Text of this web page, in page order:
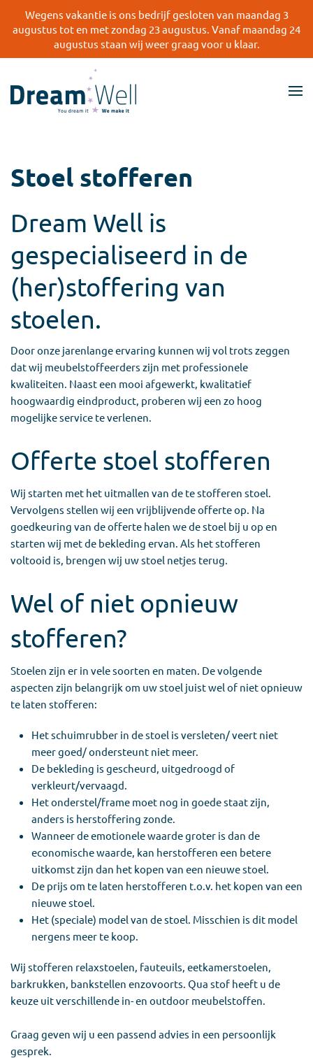
Skip
Wegens vakantie is ons bedrijf gesloten van maandag 3
augustus tot en met zondag 23 augustus. Vanaf maandag 24
augustus staan wij weer graag voor u klaar.
Stoel stofferen
Dream Well is
gespecialiseerd in de
(her)stoffering van
stoelen.
Door onze jarenlange ervaring kunnen wij vol trots zeggen
dat wij meubelstoffeerders zijn met professionele
kwaliteiten. Naast een mooi afgewerkt, kwalitatief
hoogwaardig eindproduct, proberen wij een zo hoog
mogelijke service te verlenen.
Offerte stoel stofferen
Wij starten met het uitmallen van de te stofferen stoel.
Vervolgens stellen wij een vrijblijvende offerte op. Na
goedkeuring van de offerte halen we de stoel bij u op en
starten wij met de bekleding ervan. Als het stofferen
voltooid is, brengen wij uw stoel netjes terug.
Wel of niet opnieuw
stofferen?
Stoelen zijn er in vele soorten en maten. De volgende
aspecten zijn belangrijk om uw stoel juist wel of niet opnieuw
te laten stofferen:
Het schuimrubber in de stoel is versleten/ veert niet
meer goed/ ondersteunt niet meer.
De bekleding is gescheurd, uitgedroogd of
verkleurt/vervaagd.
Het onderstel/frame moet nog in goede staat zijn,
anders is herstoffering zonde.
Wanneer de emotionele waarde groter is dan de
economische waarde, kan herstofferen een betere
uitkomst zijn dan het kopen van een nieuwe stoel.
De prijs om te laten herstofferen t.o.v. het kopen van een
nieuwe stoel.
Het (speciale) model van de stoel. Misschien is dit model
nergens meer te koop.
Wij stofferen relaxstoelen, fauteuils, eetkamerstoelen,
barkrukken, bankstellen enzovoorts. Qua stof heeft u de
keuze uit verschillende in- en outdoor meubelstoffen.
Graag geven wij u een passend advies in een persoonlijk
gesprek.